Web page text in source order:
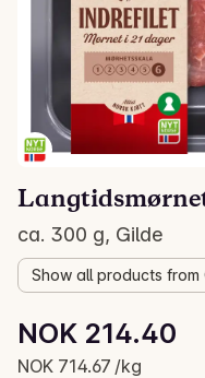
ca. 300 g, Gilde
Show all products from
Current price is: NOK
NOK 214.40
NOK 714.67 /kg
Unit price: NOK 714.67 /